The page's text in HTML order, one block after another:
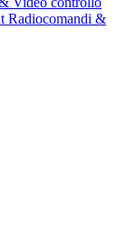
Radiocomandi &